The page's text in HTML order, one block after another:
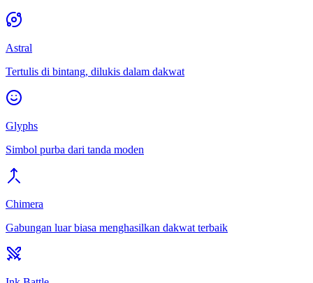
Astral
Tertulis di bintang, dilukis dalam dakwat
Glyphs
Simbol purba dari tanda moden
Chimera
Gabungan luar biasa menghasilkan dakwat terbaik